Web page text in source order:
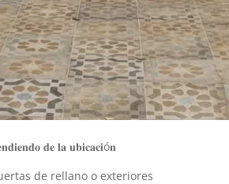
𝐝𝐞 𝐥𝐚 𝐮𝐛𝐢𝐜𝐚𝐜𝐢ó𝐧
de rellano o exteriores